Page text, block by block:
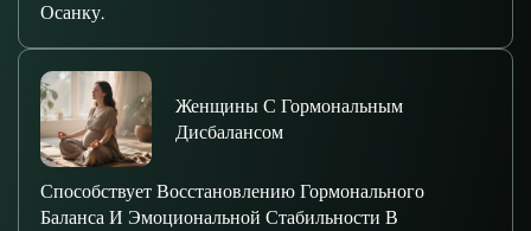
Осанку.
Женщины С Гормональным
Дисбалансом
Способствует Восстановлению Гормонального
Баланса И Эмоциональной Стабильности В